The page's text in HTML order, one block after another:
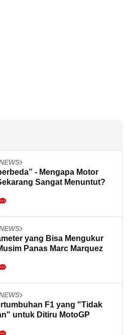
- Mengapa Motor
Sangat Menuntut?
yang Bisa Mengukur
Panas Marc Marquez
F1 yang "Tidak
untuk Ditiru MotoGP